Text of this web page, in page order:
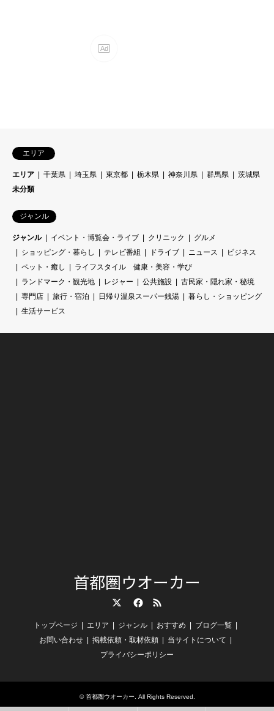
エリア
エリア 千葉県 埼玉県 東京都 栃木県 神奈川県 群馬県
茨城県
未分類
ジャンル
ジャンル イベント・博覧会・ライブ クリニック
グルメ
ショッピング・暮らし
テレビ番組 ドライブ ニュース
ビジネス
ペット・癒し
ライフスタイル 健康・美容・学び
ランドマーク・観光地
レジャー 公共施設
古民家・隠れ家・秘境
専門店
旅行・宿泊 日帰り温泉スーパー銭湯
暮らし・ショッピング
生活サービス
首都圏ウオーカー
トップページ エリア ジャンル おすすめ
ブログ一覧
お問い合わせ
掲載依頼・取材依頼
当サイトについて
プライバシーポリシー
©首都圏ウオーカー . All Rights Reserved.